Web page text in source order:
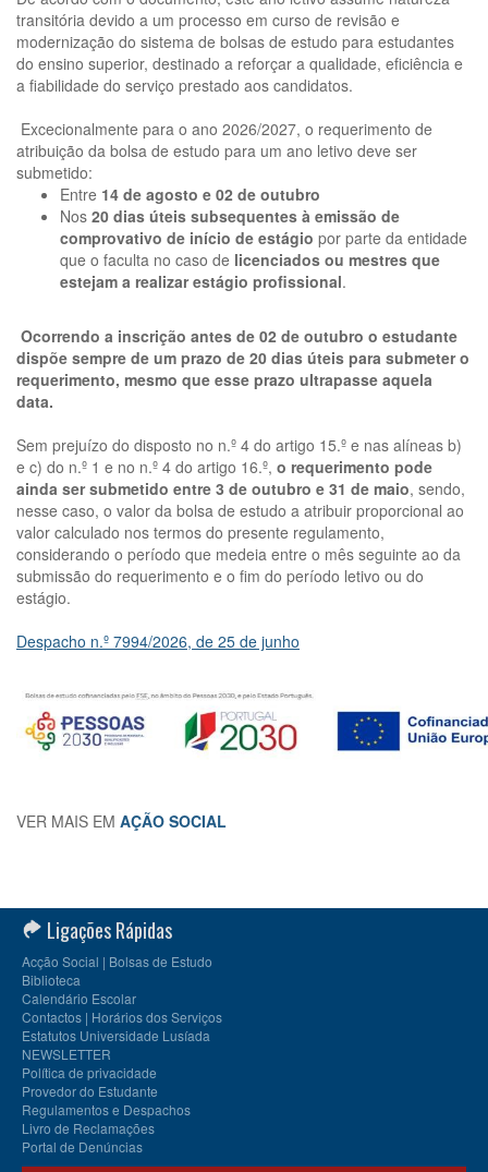
transitória devido a um processo em curso de revisão e
modernização do sistema de bolsas de estudo para estudantes
do ensino superior, destinado a reforçar a qualidade, eficiência e
a fiabilidade do serviço prestado aos candidatos.
Excecionalmente para o ano 2026/2027, o requerimento de
atribuição da bolsa de estudo para um ano letivo deve ser
submetido:
Entre 14 de agosto e 02 de outubro
Nos 20 dias úteis subsequentes à emissão de
comprovativo de início de estágio por parte da entidade
que o faculta no caso de licenciados ou mestres que
estejam a realizar estágio profissional.
Ocorrendo a inscrição antes de 02 de outubro o estudante
dispõe sempre de um prazo de 20 dias úteis para submeter o
requerimento, mesmo que esse prazo ultrapasse aquela
data.
Sem prejuízo do disposto no n.º 4 do artigo 15.º e nas alíneas b)
e c) do n.º 1 e no n.º 4 do artigo 16.º, o requerimento pode
ainda ser submetido entre 3 de outubro e 31 de maio, sendo,
nesse caso, o valor da bolsa de estudo a atribuir proporcional ao
valor calculado nos termos do presente regulamento,
considerando o período que medeia entre o mês seguinte ao da
submissão do requerimento e o fim do período letivo ou do
estágio.
Despacho n.º 7994/2026, de 25 de junho
VER MAIS EM AÇÃO SOCIAL
Ligações Rápidas
Acção Social | Bolsas de Estudo
Biblioteca
Calendário Escolar
Contactos | Horários dos Serviços
Estatutos Universidade Lusíada
NEWSLETTER
Política de privacidade
Provedor do Estudante
Regulamentos e Despachos
Livro de Reclamações
Portal de Denúncias